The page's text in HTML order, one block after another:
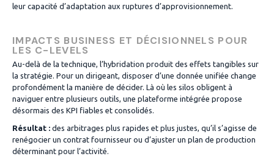
leur capacité d’adaptation aux ruptures d’approvisionnement.
IMPACTS BUSINESS ET DÉCISIONNELS POUR
LES C-LEVELS
Au-delà de la technique, l’hybridation produit des effets tangibles sur
la stratégie. Pour un dirigeant, disposer d’une donnée unifiée change
profondément la manière de décider. Là où les silos obligent à
naviguer entre plusieurs outils, une plateforme intégrée propose
désormais des KPI fiables et consolidés.
Résultat : des arbitrages plus rapides et plus justes, qu’il s’agisse de
renégocier un contrat fournisseur ou d’ajuster un plan de production
déterminant pour l’activité.